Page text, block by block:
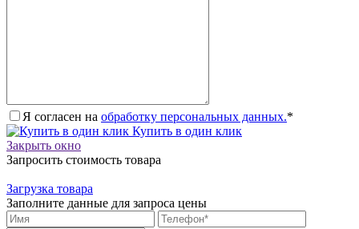
Я согласен на обработку персональных данных.*
Купить в один клик
Закрыть окно
Запросить стоимость товара
Загрузка товара
Заполните данные для запроса цены